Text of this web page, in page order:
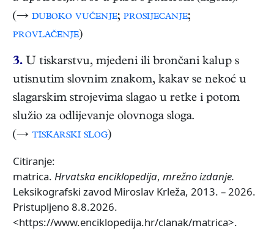
(→ duboko vučenje; prosijecanje;
provlačenje)
3. U tiskarstvu, mjedeni ili brončani kalup s
utisnutim slovnim znakom, kakav se nekoć u
slagarskim strojevima slagao u retke i potom
služio za odlijevanje olovnoga sloga.
(→ tiskarski slog)
Citiranje:
matrica. Hrvatska enciklopedija, mrežno izdanje.
Leksikografski zavod Miroslav Krleža, 2013. – 2026.
Pristupljeno 8.8.2026.
<https://www.enciklopedija.hr/clanak/matrica>.